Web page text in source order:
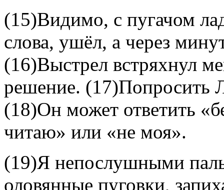
(15)Видимо, с пугачом
слова, ушёл, а через
(16)Выстрел встряхнул
решение. (17)Попросить
(18)Он может ответить
читаю» или «не моя».
(19)Я непослушными
оловянные пуговки,